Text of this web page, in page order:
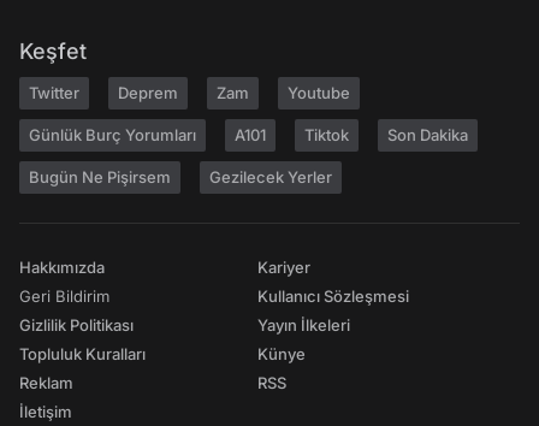
Keşfet
Twitter Deprem Zam Youtube
Günlük Burç Yorumları A101 Tiktok Son Dakika
Bugün Ne Pişirsem Gezilecek Yerler
Hakkımızda
Geri Bildirim
Gizlilik Politikası
Topluluk Kuralları
Reklam
İletişim
Kariyer
Kullanıcı Sözleşmesi
Yayın İlkeleri
Künye
RSS